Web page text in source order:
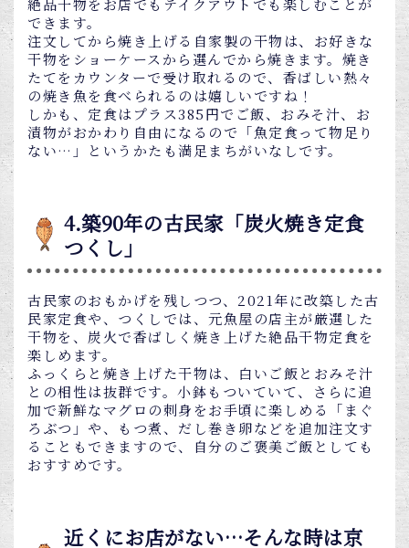
絶品干物をお店でもテイクアウトでも楽しむことが
できます。
注文してから焼き上げる自家製の干物は、お好きな
干物をショーケースから選んでから焼きます。焼き
たてをカウンターで受け取れるので、香ばしい熱々
の焼き魚を食べられるのは嬉しいですね！
しかも、定食はプラス385円でご飯、おみそ汁、お
漬物がおかわり自由になるので「魚定食って物足り
ない…」というかたも満足まちがいなしです。
4.築90年の古民家「炭火焼き定食
つくし」
古民家のおもかげを残しつつ、2021年に改築した古
民家定食や、つくしでは、元魚屋の店主が厳選した
干物を、炭火で香ばしく焼き上げた絶品干物定食を
楽しめます。
ふっくらと焼き上げた干物は、白いご飯とおみそ汁
との相性は抜群です。小鉢もついていて、さらに追
加で新鮮なマグロの刺身をお手頃に楽しめる「まぐ
ろぶつ」や、もつ煮、だし巻き卵などを追加注文す
ることもできますので、自分のご褒美ご飯としても
おすすめです。
近くにお店がない…そんな時は京